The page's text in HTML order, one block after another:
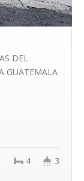
DEL
GUATEMALA
3
4